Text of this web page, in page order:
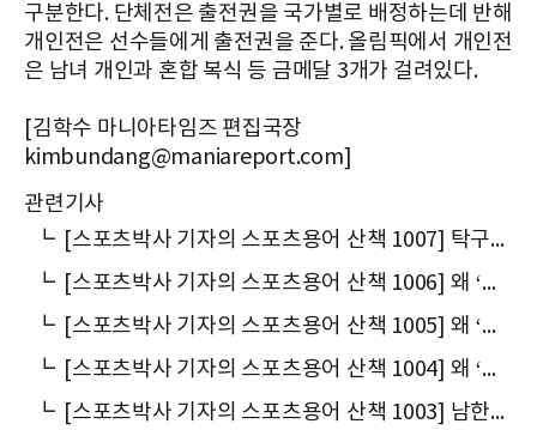
구분한다. 단체전은 출전권을 국가별로 배정하는데 반해
개인전은 선수들에게 출전권을 준다. 올림픽에서 개인전
은 남녀 개인과 혼합 복식 등 금메달 3개가 걸려있다.
[김학수 마니아타임즈 편집국장
kimbundang@maniareport.com]
관련기사
┗
[스포츠박사 기자의 스포츠용어 산책 1007] 탁구에서 왜 ‘단체전’이라고 말할까
┗
[스포츠박사 기자의 스포츠용어 산책 1006] 왜 ‘국제탁구연맹(ITTF)’이라고 말할까
┗
[스포츠박사 기자의 스포츠용어 산책 1005] 왜 ‘세계탁구선수권대회(세탁)’라고 말할까
┗
[스포츠박사 기자의 스포츠용어 산책 1004] 왜 ‘탁구대(卓球臺)’는 파란색일까
┗
[스포츠박사 기자의 스포츠용어 산책 1003] 남한은 ‘단일팀’, 북한은 ‘유일팀’이라고 각기 다른 말을 쓴 까닭